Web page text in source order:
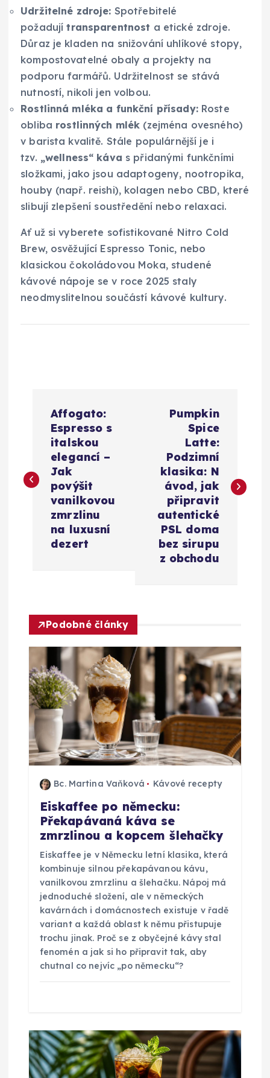
Udržitelné zdroje: Spotřebitelé
požadujítransparentnost a etické zdroje.
Důraz je kladen na snižování uhlíkové stopy,
kompostovatelné obaly a projekty na
podporu farmářů. Udržitelnost se stává
nutností, nikoli jen volbou.
Rostlinná mléka a funkční přísady:Roste
obliba rostlinných mlék (zejména ovesného)
v barista kvalitě. Stále populárnější je i
tzv. „wellness“ káva s přidanými funkčními
složkami, jako jsou adaptogeny, nootropika,
houby (např. reishi), kolagen nebo CBD, které
slibují zlepšení soustředění nebo relaxaci.
Ať už si vyberete sofistikované Nitro Cold
Brew, osvěžující Espresso Tonic, nebo
klasickou čokoládovou Moka, studené
kávové nápoje se v roce 2025 staly
neodmyslitelnou součástí kávové kultury.
i
e
p
r
o
p
ř
Affogato:
Espresso s
italskou
elegancí –
Jak
povýšit
vanilkovou
zmrzlinu
na luxusní
dezert
Pumpkin
Spice
Latte:
Podzimní
klasika: N
ávod, jak
připravit
autentické
PSL doma
bez sirupu
z obchodu
Podobné články
Bc. Martina Vaňková Kávové recepty
Eiskaffee po německu:
Překapávaná káva se
zmrzlinou a kopcem šlehačky
Eiskaffee je v Německu letní klasika, která
kombinuje silnou překapávanou kávu,
vanilkovou zmrzlinu a šlehačku. Nápoj má
jednoduché složení, ale v německých
kavárnách i domácnostech existuje v řadě
variant a každá oblast k němu přistupuje
trochu jinak. Proč se z obyčejné kávy stal
fenomén a jak si ho připravit tak, aby
chutnal co nejvíc „po německu“?